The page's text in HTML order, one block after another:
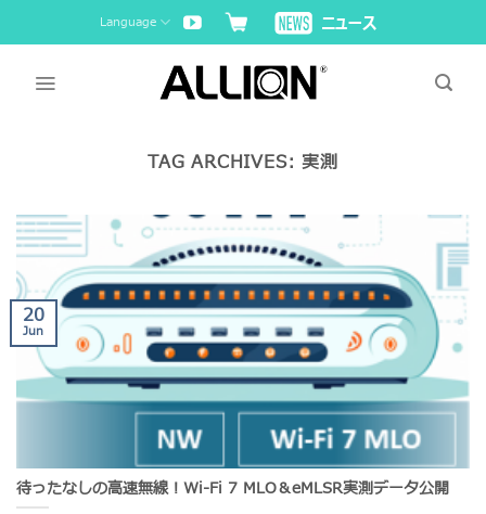
to
Language
TAG ARCHIVES:実測
待ったなしの高速無線！Wi-Fi 7 MLO＆eMLSR実測データ公開
20
Jun